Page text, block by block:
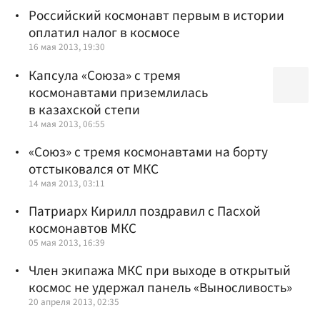
Российский космонавт первым в истории
оплатил налог в космосе
16 мая 2013, 19:30
Капсула «Союза» с тремя
космонавтами приземлилась
в казахской степи
14 мая 2013, 06:55
«Союз» с тремя космонавтами на борту
отстыковался от МКС
14 мая 2013, 03:11
Патриарх Кирилл поздравил с Пасхой
космонавтов МКС
05 мая 2013, 16:39
Член экипажа МКС при выходе в открытый
космос не удержал панель «Выносливость»
20 апреля 2013, 02:35